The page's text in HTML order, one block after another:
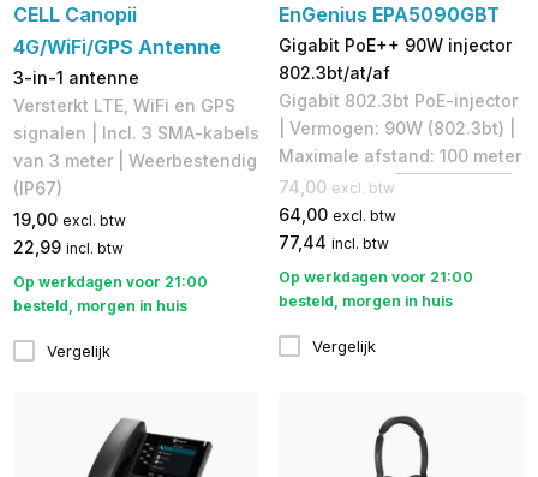
CELL Canopii
4G/WiFi/GPS Antenne
3-in-1 antenne
Versterkt LTE, WiFi en GPS
signalen | Incl. 3 SMA-kabels
van 3 meter | Weerbestendig
(IP67)
19,00 excl. btw
22,99 incl. btw
Op werkdagen voor 21:00
besteld, morgen in huis
Vergelijk
EnGenius EPA5090GBT
Gigabit PoE++ 90W injector
802.3bt/at/af
Gigabit 802.3bt PoE-injector
| Vermogen: 90W (802.3bt) |
Maximale afstand: 100 meter
74,00 excl. btw
64,00 excl. btw
77,44 incl. btw
Op werkdagen voor 21:00
besteld, morgen in huis
Vergelijk